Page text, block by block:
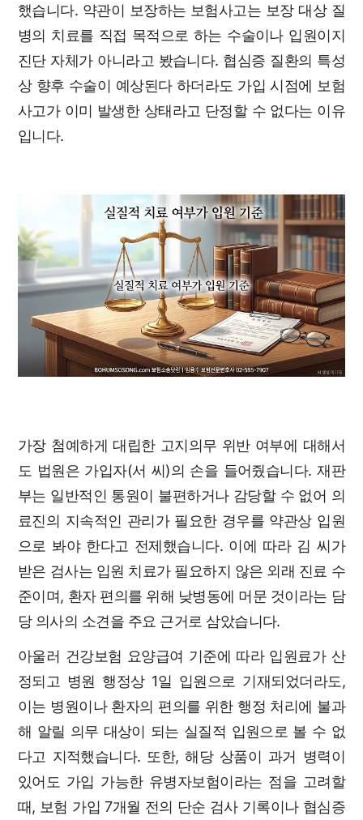
했습니다. 약관이 보장하는 보험사고는 보장 대상 질
병의 치료를 직접 목적으로 하는 수술이나 입원이지
진단 자체가 아니라고 봤습니다. 협심증 질환의 특성
상 향후 수술이 예상된다 하더라도 가입 시점에 보험
사고가 이미 발생한 상태라고 단정할 수 없다는 이유
입니다.
가장 첨예하게 대립한 고지의무 위반 여부에 대해서
도 법원은 가입자(서 씨)의 손을 들어줬습니다. 재판
부는 일반적인 통원이 불편하거나 감당할 수 없어 의
료진의 지속적인 관리가 필요한 경우를 약관상 입원
으로 봐야 한다고 전제했습니다. 이에 따라 김 씨가
받은 검사는 입원 치료가 필요하지 않은 외래 진료 수
준이며, 환자 편의를 위해 낮병동에 머문 것이라는 담
당 의사의 소견을 주요 근거로 삼았습니다.
아울러 건강보험 요양급여 기준에 따라 입원료가 산
정되고 병원 행정상 1일 입원으로 기재되었더라도,
이는 병원이나 환자의 편의를 위한 행정 처리에 불과
해 알릴 의무 대상이 되는 실질적 입원으로 볼 수 없
다고 지적했습니다. 또한, 해당 상품이 과거 병력이
있어도 가입 가능한 유병자보험이라는 점을 고려할
때, 보험 가입 7개월 전의 단순 검사 기록이나 협심증